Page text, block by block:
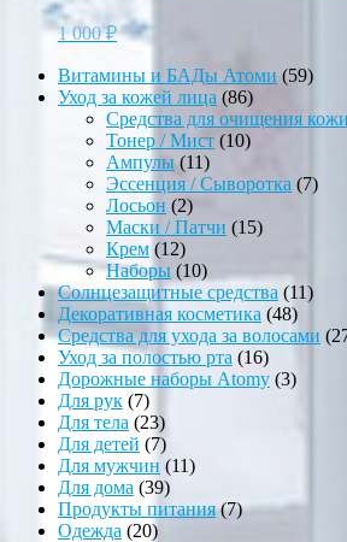
1 000₽
Витамины и БАДы Атоми 5959
Уход за кожей лица 8686
товаров
Средства для очищения
Тонер / Мист 1010
Ампулы 1111
товаров
Эссенция / Сыворотка 77
Лосьон 22
товара
Маски / Патчи 1515
Крем 1212
товаров
Наборы 1010
товаров
Солнцезащитные средства 1111
Декоративная косметика 4848
Средства для ухода за волосами
Уход за полостью рта 1616
товаров
Дорожные наборы Atomy 33
Для рук 77
товаров
Для тела 2323
товара
Для детей 77
товаров
Для мужчин 1111
Для дома 3939
товаров
Продукты питания 77
Одежда 2020